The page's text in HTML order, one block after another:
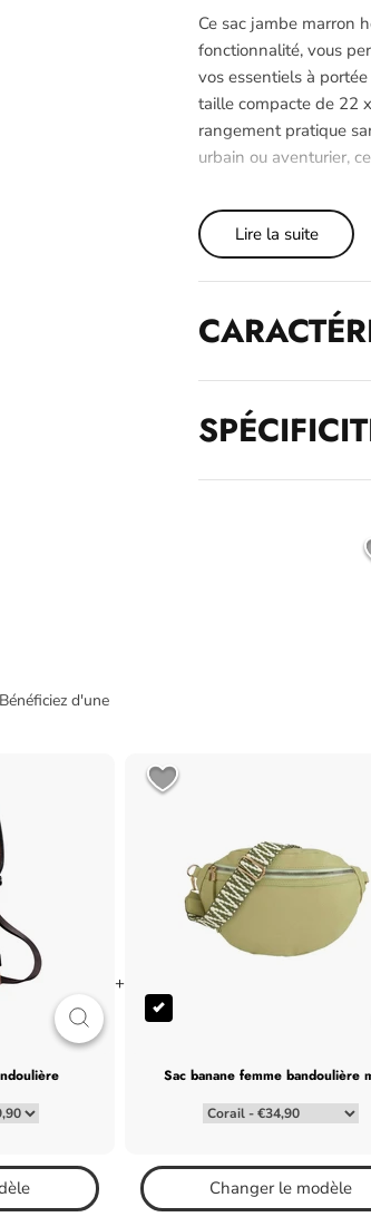
Ce sac jambe marron
fonctionnalité, vous
vos essentiels à
taille compacte de 22
rangement pratique
urbain ou aventurier,
Lire la suite
d'une
+
sac banane femme bandoulière
Changer le modèle